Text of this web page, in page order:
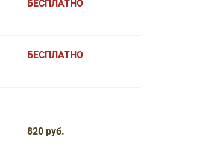
БЕСПЛАТНО
БЕСПЛАТНО
820 руб.